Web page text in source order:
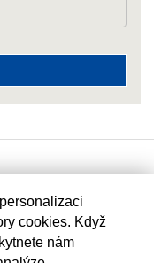
cookies. Když
nám